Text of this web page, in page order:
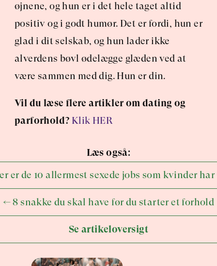
øjnene, og hun er i det hele taget altid
positiv og i godt humør. Det er fordi, hun er
glad i dit selskab, og hun lader ikke
alverdens bøvl ødelægge glæden ved at
være sammen med dig. Hun er din.
Vil du læse flere artikler om dating og
parforhold? Klik HER
Læs også:
er de 10 allermest sexede jobs som kvinder
← 8 snakke du skal have før du starter et forhold
Se artikeloversigt